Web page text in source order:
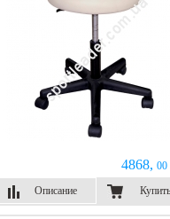
4868, 00
Описание
Купить